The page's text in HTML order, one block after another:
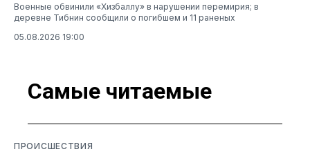
Военные обвинили «Хизбаллу» в нарушении перемирия; в
деревне Тибнин сообщили о погибшем и 11 раненых
05.08.2026 19:00
Самые читаемые
ПРОИСШЕСТВИЯ